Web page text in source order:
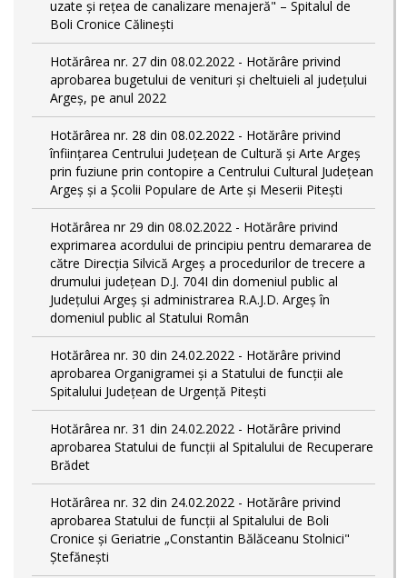
uzate și rețea de canalizare menajeră" – Spitalul de
Boli Cronice Călinești
Hotărârea nr. 27 din 08.02.2022 - Hotărâre privind
aprobarea bugetului de venituri și cheltuieli al județului
Argeș, pe anul 2022
Hotărârea nr. 28 din 08.02.2022 - Hotărâre privind
înființarea Centrului Județean de Cultură şi Arte Argeș
prin fuziune prin contopire a Centrului Cultural Judeţean
Argeş și a Școlii Populare de Arte și Meserii Pitești
Hotărârea nr 29 din 08.02.2022 - Hotărâre privind
exprimarea acordului de principiu pentru demararea de
către Direcţia Silvică Argeş a procedurilor de trecere a
drumului judeţean D.J. 704I din domeniul public al
Judeţului Argeş şi administrarea R.A.J.D. Argeş în
domeniul public al Statului Român
Hotărârea nr. 30 din 24.02.2022 - Hotărâre privind
aprobarea Organigramei și a Statului de funcții ale
Spitalului Județean de Urgență Pitești
Hotărârea nr. 31 din 24.02.2022 - Hotărâre privind
aprobarea Statului de funcții al Spitalului de Recuperare
Brădet
Hotărârea nr. 32 din 24.02.2022 - Hotărâre privind
aprobarea Statului de funcţii al Spitalului de Boli
Cronice și Geriatrie „Constantin Bălăceanu Stolnici"
Ștefănești